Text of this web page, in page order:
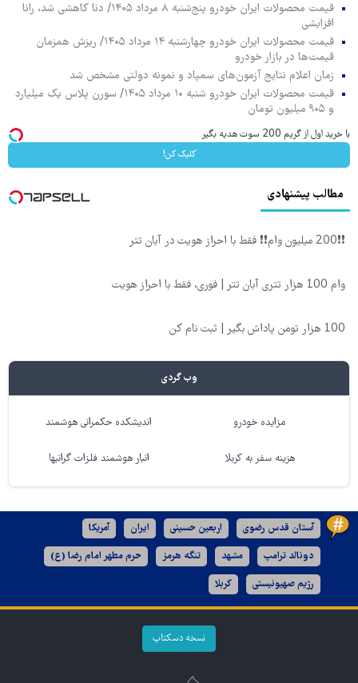
قیمت محصولات ایران خودرو پنج‌شنبه ۸ مرداد ۱۴۰۵/ دنا کاهشی شد، رانا
افزایشی
قیمت محصولات ایران خودرو چهارشنبه ۱۴ مرداد ۱۴۰۵/ ریزش همزمان
قیمت‌ها در بازار خودرو
زمان اعلام نتایج آزمون‌های سمپاد و نمونه دولتی مشخص شد
قیمت محصولات ایران خودرو شنبه ۱۰ مرداد ۱۴۰۵/ سورن پلاس یک میلیارد
و ۹۰۵ میلیون تومان
با خرید اول از گریم 200 سوت هدیه بگیر
کلیک کن!
مطالب پیشنهادی
❗❗200 میلیون وام❗❗ فقط با احراز هویت در آبان تتر
وام 100 هزار تتری آبان تتر | فوری، فقط با احراز هویت
100 هزار تومن پاداش بگیر | ثبت نام کن
وب گردی
مزایده خودرو اندیشکده حکمرانی هوشمند
هزینه سفر به کربلا انبار هوشمند فلزات گرانبها
آستان قدس رضوی اربعین حسینی ایران آمریکا
دونالد ترامپ مشهد تنگه هرمز حرم مطهر امام رضا (ع)
رژیم صهیونیستی کربلا
نسخه دسکتاپ